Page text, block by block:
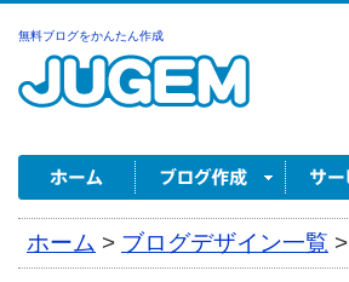
無料ブログをかんたん作成
ホーム > ブログデザイン一覧 >